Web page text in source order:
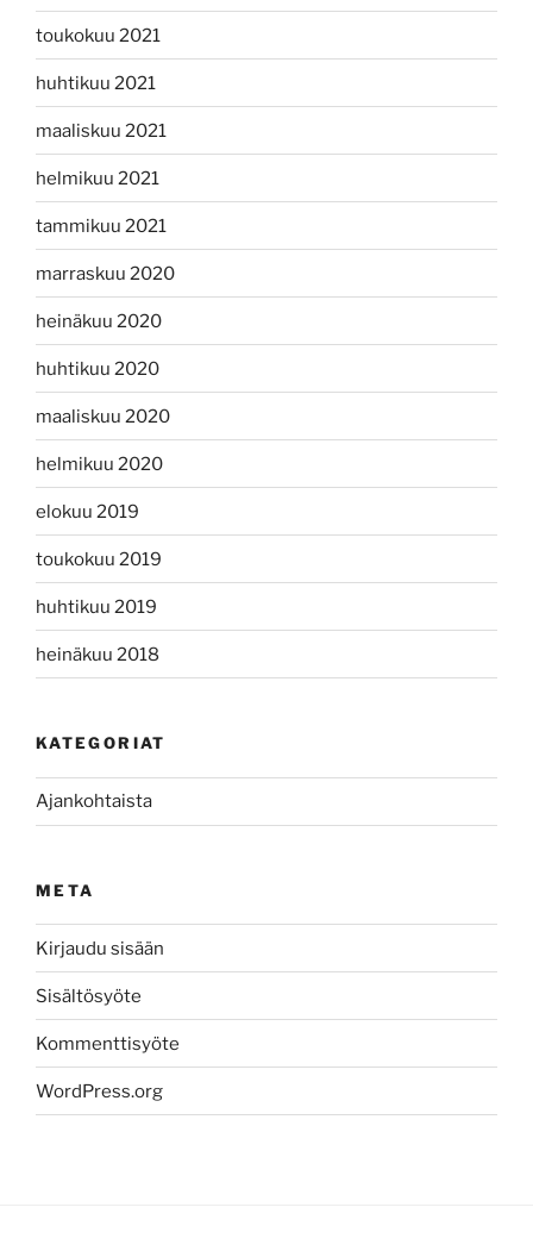
toukokuu 2021
huhtikuu 2021
maaliskuu 2021
helmikuu 2021
tammikuu 2021
marraskuu 2020
heinäkuu 2020
huhtikuu 2020
maaliskuu 2020
helmikuu 2020
elokuu 2019
toukokuu 2019
huhtikuu 2019
heinäkuu 2018
KATEGORIAT
Ajankohtaista
META
Kirjaudu sisään
Sisältösyöte
Kommenttisyöte
WordPress.org